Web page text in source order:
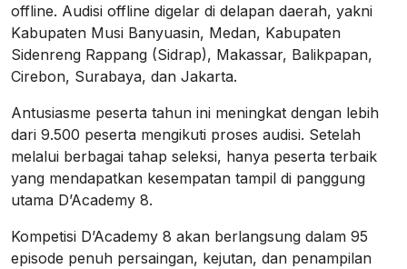
offline. Audisi offline digelar di delapan daerah, yakni
Kabupaten Musi Banyuasin, Medan, Kabupaten
Sidenreng Rappang (Sidrap), Makassar, Balikpapan,
Cirebon, Surabaya, dan Jakarta.
Antusiasme peserta tahun ini meningkat dengan lebih
dari 9.500 peserta mengikuti proses audisi. Setelah
melalui berbagai tahap seleksi, hanya peserta terbaik
yang mendapatkan kesempatan tampil di panggung
utama D’Academy 8.
Kompetisi D’Academy 8 akan berlangsung dalam 95
episode penuh persaingan, kejutan, dan penampilan